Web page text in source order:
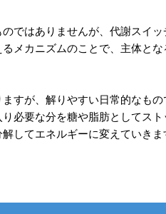
ではありませんが、代謝スイ
メカニズムのことで、主体と
すが、解りやすい日常的なも
必要な分を糖や脂肪としてス
してエネルギーに変えていき